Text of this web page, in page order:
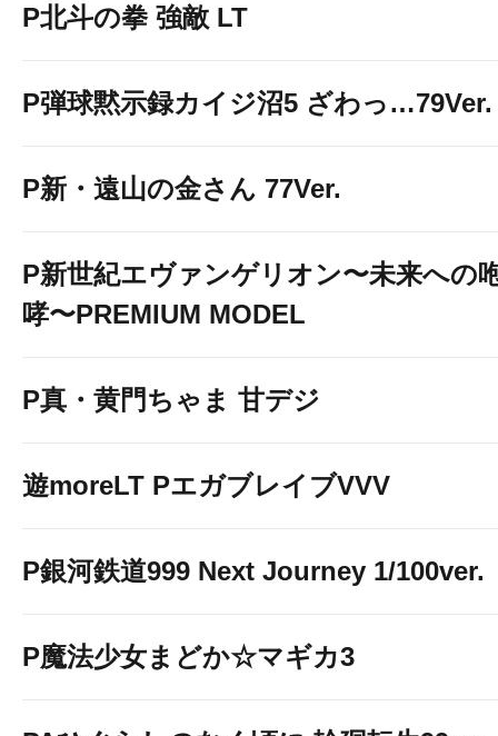
P北斗の拳 強敵 LT
P弾球黙示録カイジ沼5 ざわっ…79Ver.
P新・遠山の金さん 77Ver.
P新世紀エヴァンゲリオン〜未来への
哮〜PREMIUM MODEL
P真・黄門ちゃま 甘デジ
遊moreLT PエガブレイブVVV
P銀河鉄道999 Next Journey 1/100ver.
P魔法少女まどか☆マギカ3